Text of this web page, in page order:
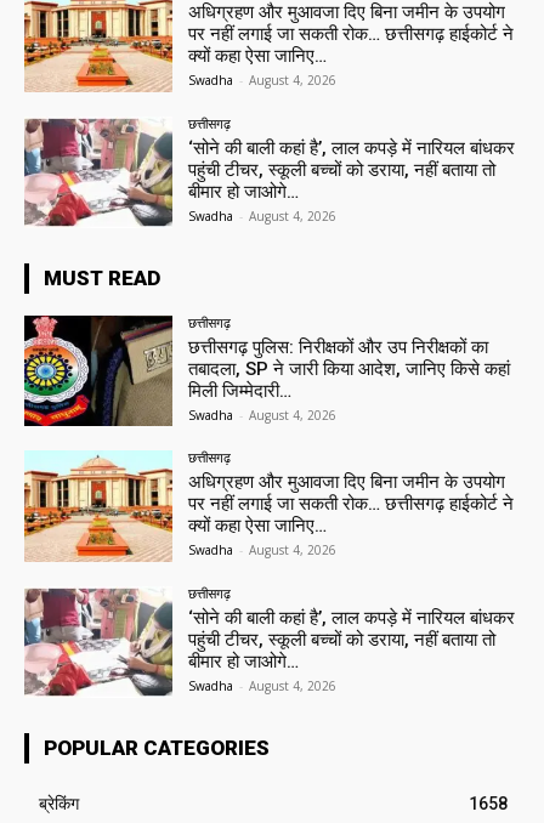
अधिग्रहण और मुआवजा दिए बिना जमीन के उपयोग
पर नहीं लगाई जा सकती रोक… छत्तीसगढ़ हाईकोर्ट ने
क्यों कहा ऐसा जानिए…
Swadha - August 4, 2026
छत्तीसगढ़
‘सोने की बाली कहां है’, लाल कपड़े में नारियल बांधकर
पहुंची टीचर, स्कूली बच्चों को डराया, नहीं बताया तो
बीमार हो जाओगे…
Swadha - August 4, 2026
MUST READ
छत्तीसगढ़
छत्तीसगढ़ पुलिस: निरीक्षकों और उप निरीक्षकों का
तबादला, SP ने जारी किया आदेश, जानिए किसे कहां
मिली जिम्मेदारी…
Swadha - August 4, 2026
छत्तीसगढ़
अधिग्रहण और मुआवजा दिए बिना जमीन के उपयोग
पर नहीं लगाई जा सकती रोक… छत्तीसगढ़ हाईकोर्ट ने
क्यों कहा ऐसा जानिए…
Swadha - August 4, 2026
छत्तीसगढ़
‘सोने की बाली कहां है’, लाल कपड़े में नारियल बांधकर
पहुंची टीचर, स्कूली बच्चों को डराया, नहीं बताया तो
बीमार हो जाओगे…
Swadha - August 4, 2026
POPULAR CATEGORIES
ब्रेकिंग
1658